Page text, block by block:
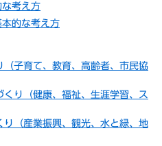
考え方
的な考え方
（子育て、教育、高齢者、市民協
り（健康、福祉、生涯学習、ス
り（産業振興、観光、水と緑、地